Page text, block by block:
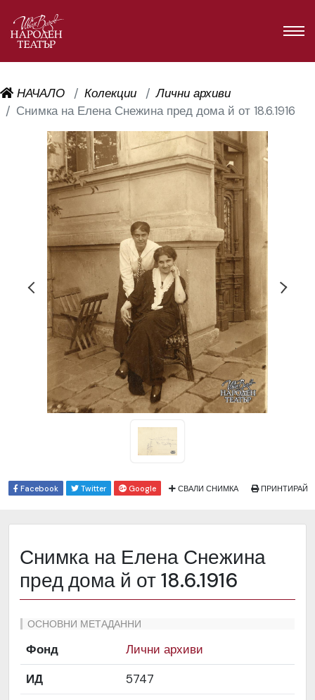
НАЧАЛО Колекции
Лични архиви
Снимка на Елена Снежина пред дома й от 18.6.1916
Facebook Twitter Google СВАЛИ СНИМКА ПРИНТИРАЙ
Снимка на Елена Снежина
пред дома й от 18.6.1916
ОСНОВНИ МЕТАДАННИ
Фонд
Лични архиви
ИД
5747